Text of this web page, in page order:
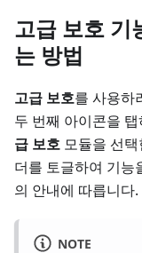
고급 보호 기
는 방법
고급 보호를 사용하
두 번째 아이콘을 탭
급 보호 모듈을 선
더를 토글하여 기능
의 안내에 따릅니다.
NOTE